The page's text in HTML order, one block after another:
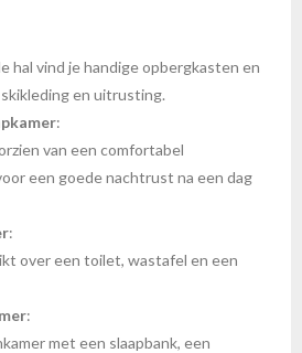
hal vind je handige opbergkasten en
en uitrusting.
:
van een comfortabel
een goede nachtrust na een dag
:
over een toilet, wastafel en een
:
met een slaapbank, een